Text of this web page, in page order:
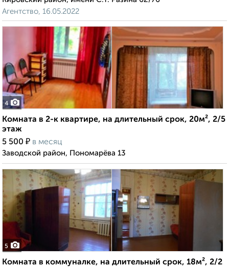
Агентство, 16.05.2022
4
Комната в 2-к квартире, на длительный срок, 20м², 2/5
этаж
5 500 ₽ в месяц
Заводской район, Пономарёва 13
5
Комната в коммуналке, на длительный срок, 18м², 2/2